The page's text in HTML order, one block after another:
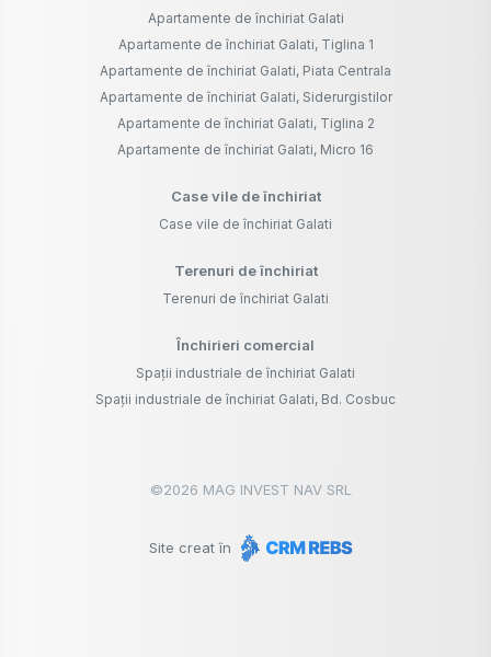
Apartamente de închiriat Galati
Apartamente de închiriat Galati, Tiglina 1
Apartamente de închiriat Galati, Piata Centrala
Apartamente de închiriat Galati, Siderurgistilor
Apartamente de închiriat Galati, Tiglina 2
Apartamente de închiriat Galati, Micro 16
Case vile de închiriat
Case vile de închiriat Galati
Terenuri de închiriat
Terenuri de închiriat Galati
Închirieri comercial
Spații industriale de închiriat Galati
Spații industriale de închiriat Galati, Bd. Cosbuc
©2026 MAG INVEST NAV SRL
Site creat în